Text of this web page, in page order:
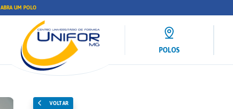
ABRA UM POLO
POLOS
VOLTAR